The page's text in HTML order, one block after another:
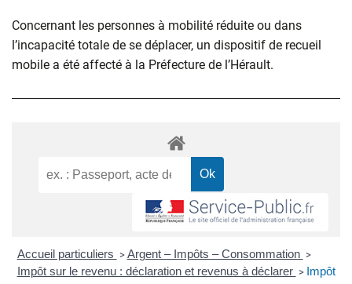
Concernant les personnes à mobilité réduite ou dans
l’incapacité totale de se déplacer, un dispositif de recueil
mobile a été affecté à la Préfecture de l’Hérault.
Accueil particuliers > Argent – Impôts – Consommation >
Impôt sur le revenu : déclaration et revenus à déclarer > Impôt